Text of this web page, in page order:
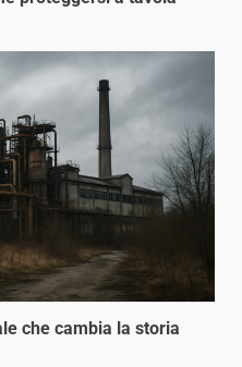
che cambia la storia